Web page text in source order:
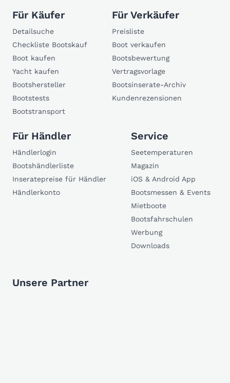
Für Käufer
Detailsuche
Checkliste Bootskauf
Boot kaufen
Yacht kaufen
Bootshersteller
Bootstests
Bootstransport
Für Verkäufer
Preisliste
Boot verkaufen
Bootsbewertung
Vertragsvorlage
Bootsinserate-Archiv
Kundenrezensionen
Für Händler
Händlerlogin
Bootshändlerliste
Inseratepreise für Händler
Händlerkonto
Service
Seetemperaturen
Magazin
iOS & Android App
Bootsmessen & Events
Mietboote
Bootsfahrschulen
Werbung
Downloads
Unsere Partner